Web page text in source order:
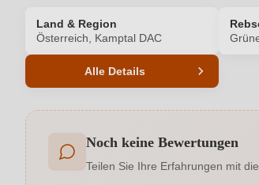
Land & Region
Österreich, Kamptal DAC
Alle Details
Allergene
Geschmack
Noch keine Bewertungen
Teilen Sie Ihre Erfahrungen mit